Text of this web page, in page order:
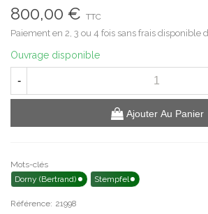
800,00 € TTC
Paiement en 2, 3 ou 4 fois sans frais
Ouvrage disponible
-
Ajouter Au Panier
Mots-clés
Dorny (Bertrand)
Stempfel
Référence: 21998